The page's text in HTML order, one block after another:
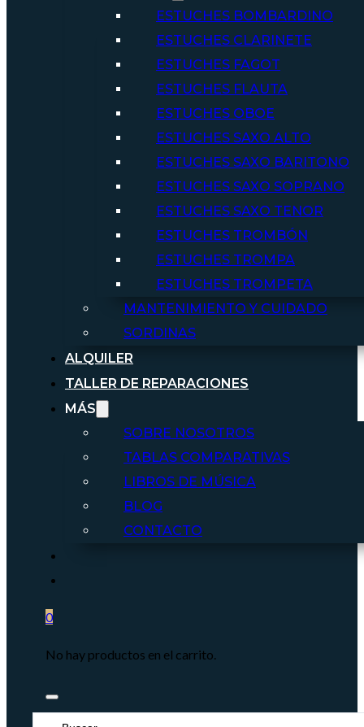
ESTUCHES BOMBARDINO
ESTUCHES CLARINETE
ESTUCHES FAGOT
ESTUCHES FLAUTA
ESTUCHES OBOE
ESTUCHES SAXO ALTO
ESTUCHES SAXO BARITONO
ESTUCHES SAXO SOPRANO
ESTUCHES SAXO TENOR
ESTUCHES TROMBÓN
ESTUCHES TROMPA
ESTUCHES TROMPETA
MANTENIMIENTO Y CUIDADO
SORDINAS
ALQUILER
TALLER DE REPARACIONES
MÁS
SOBRE NOSOTROS
TABLAS COMPARATIVAS
LIBROS DE MÚSICA
BLOG
CONTACTO
0
No hay productos en el carrito.
Search